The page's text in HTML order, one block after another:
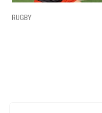
RUGBY